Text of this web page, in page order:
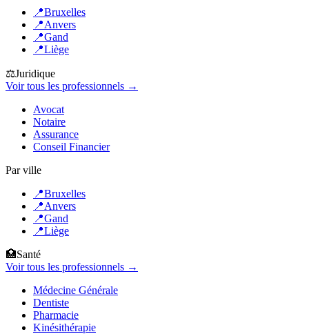
📍Bruxelles
📍Anvers
📍Gand
📍Liège
⚖️Juridique
Voir tous les professionnels →
Avocat
Notaire
Assurance
Conseil Financier
Par ville
📍Bruxelles
📍Anvers
📍Gand
📍Liège
🏥Santé
Voir tous les professionnels →
Médecine Générale
Dentiste
Pharmacie
Kinésithérapie